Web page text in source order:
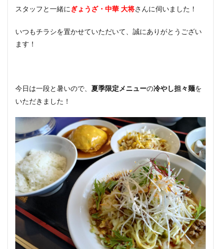
スタッフと一緒に ぎょうざ・中華 大将さんに伺いました！
いつもチラシを置かせていただいて、誠にありがとうござい
ます！
今日は一段と暑いので、 夏季限定メニューの冷やし担々麺を
いただきました！